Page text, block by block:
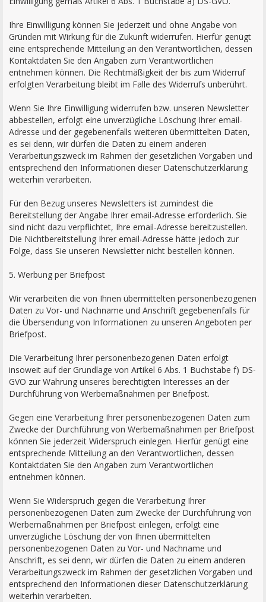
Ihre Einwilligung können Sie jederzeit und ohne Angabe von
Gründen mit Wirkung für die Zukunft widerrufen. Hierfür genügt
eine entsprechende Mitteilung an den Verantwortlichen, dessen
Kontaktdaten Sie den Angaben zum Verantwortlichen
entnehmen können. Die Rechtmäßigkeit der bis zum Widerruf
erfolgten Verarbeitung bleibt im Falle des Widerrufs unberührt.
Wenn Sie Ihre Einwilligung widerrufen bzw. unseren Newsletter
abbestellen, erfolgt eine unverzügliche Löschung Ihrer email-
Adresse und der gegebenenfalls weiteren übermittelten Daten,
es sei denn, wir dürfen die Daten zu einem anderen
Verarbeitungszweck im Rahmen der gesetzlichen Vorgaben und
entsprechend den Informationen dieser Datenschutzerklärung
weiterhin verarbeiten.
Für den Bezug unseres Newsletters ist zumindest die
Bereitstellung der Angabe Ihrer email-Adresse erforderlich. Sie
sind nicht dazu verpflichtet, Ihre email-Adresse bereitzustellen.
Die Nichtbereitstellung Ihrer email-Adresse hätte jedoch zur
Folge, dass Sie unseren Newsletter nicht bestellen können.
5. Werbung per Briefpost
Wir verarbeiten die von Ihnen übermittelten personenbezogenen
Daten zu Vor- und Nachname und Anschrift gegebenenfalls für
die Übersendung von Informationen zu unseren Angeboten per
Briefpost.
Die Verarbeitung Ihrer personenbezogenen Daten erfolgt
insoweit auf der Grundlage von Artikel 6 Abs. 1 Buchstabe f) DS-
GVO zur Wahrung unseres berechtigten Interesses an der
Durchführung von Werbemaßnahmen per Briefpost.
Gegen eine Verarbeitung Ihrer personenbezogenen Daten zum
Zwecke der Durchführung von Werbemaßnahmen per Briefpost
können Sie jederzeit Widerspruch einlegen. Hierfür genügt eine
entsprechende Mitteilung an den Verantwortlichen, dessen
Kontaktdaten Sie den Angaben zum Verantwortlichen
entnehmen können.
Wenn Sie Widerspruch gegen die Verarbeitung Ihrer
personenbezogenen Daten zum Zwecke der Durchführung von
Werbemaßnahmen per Briefpost einlegen, erfolgt eine
unverzügliche Löschung der von Ihnen übermittelten
personenbezogenen Daten zu Vor- und Nachname und
Anschrift, es sei denn, wir dürfen die Daten zu einem anderen
Verarbeitungszweck im Rahmen der gesetzlichen Vorgaben und
entsprechend den Informationen dieser Datenschutzerklärung
weiterhin verarbeiten.